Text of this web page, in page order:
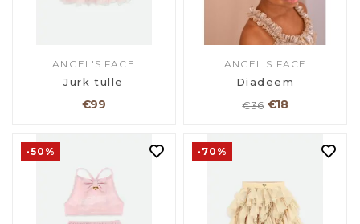
ANGEL'S FACE
Jurk tulle
€99
ANGEL'S FACE
Diadeem
€36 €18
-50% -70%